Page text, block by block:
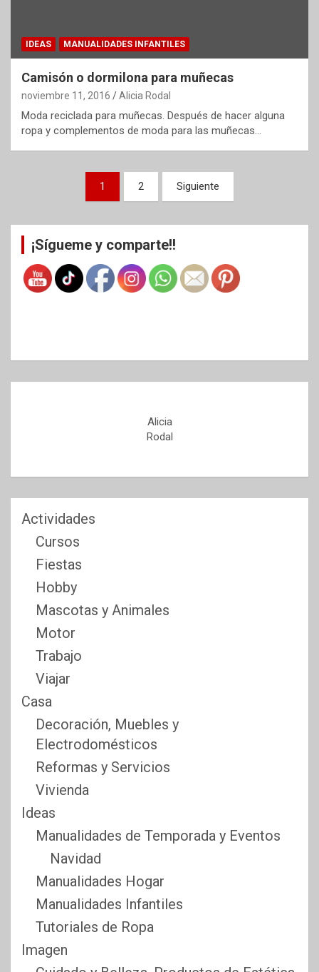
IDEAS MANUALIDADES INFANTILES
Camisón o dormilona para muñecas
noviembre 11, 2016 Alicia Rodal
Moda reciclada para muñecas. Después de hacer alguna
ropa y complementos de moda para las muñecas…
entradas
1 2 Siguiente
¡Sígueme y comparte!!
Alicia
Rodal
Actividades
Cursos
Fiestas
Hobby
Mascotas y Animales
Motor
Trabajo
Viajar
Casa
Decoración, Muebles y
Electrodomésticos
Reformas y Servicios
Vivienda
Ideas
Manualidades de Temporada y Eventos
Navidad
Manualidades Hogar
Manualidades Infantiles
Tutoriales de Ropa
Imagen